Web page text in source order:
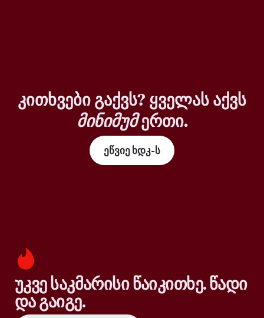
კითხვები გაქვს? ყველას აქვს
მინიმუმერთი.
ეწვიე ხდკ-ს
უკვე საკმარისი წაიკითხე. წადი
და გაიგე.